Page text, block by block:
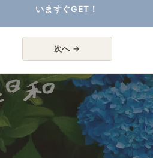
いますぐGET！
次へ →